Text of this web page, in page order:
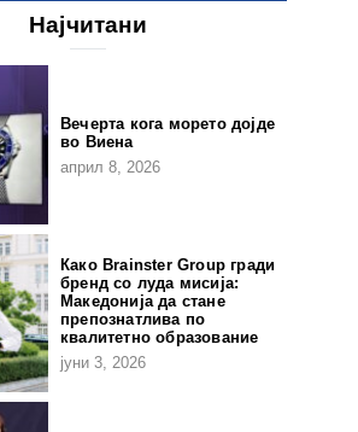
Најчитани
Вечерта кога морето дојде
во Виена
април 8, 2026
Како Brainster Group гради
бренд со луда мисија:
Македонија да стане
препознатлива по
квалитетно образование
јуни 3, 2026